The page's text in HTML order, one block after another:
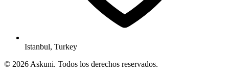
Istanbul, Turkey
© 2026 Askuni. Todos los derechos reservados.